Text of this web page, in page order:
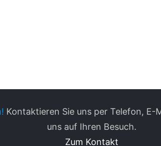
Kontaktieren Sie uns per Telefon, E-
uns auf Ihren Besuch.
Zum Kontakt